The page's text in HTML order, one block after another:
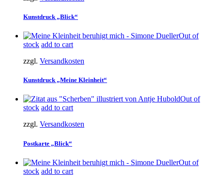
Kunstdruck „Blick“
Out of
stock add to cart
zzgl. Versandkosten
Kunstdruck „Meine Kleinheit“
Out of
stock add to cart
zzgl. Versandkosten
Postkarte „Blick“
Out of
stock add to cart